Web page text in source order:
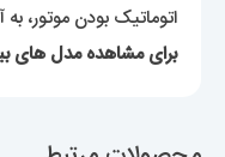
اتوماتیک بودن موتور،
برای مشاهده مدل های